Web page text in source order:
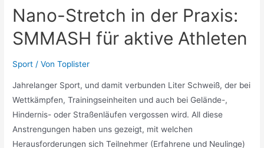
Nano-Stretch in der Praxis:
SMMASH für aktive Athleten
Sport / VonToplister
Jahrelanger Sport, und damit verbunden Liter Schweiß, der bei
Wettkämpfen, Trainingseinheiten und auch bei Gelände-,
Hindernis- oder Straßenläufen vergossen wird. All diese
Anstrengungen haben uns gezeigt, mit welchen
Herausforderungen sich Teilnehmer (Erfahrene und Neulinge)